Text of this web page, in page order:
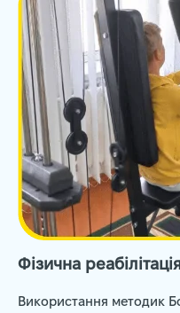
Фізична реабілітація
Використання методик